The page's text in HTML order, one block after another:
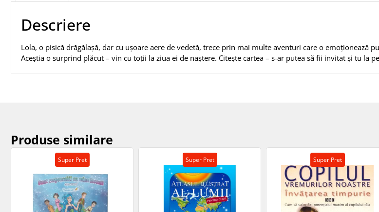
Descriere
Lola, o pisică drăgălaşă, dar cu uşoare aere de vedetă, trece prin mai multe aventuri care o emoţionează
Aceştia o surprind plăcut – vin cu toţii la ziua ei de naştere. Citeşte cartea – s-ar putea să fii invitat şi tu la
Produse similare
Super Pret Super Pret Super Pret